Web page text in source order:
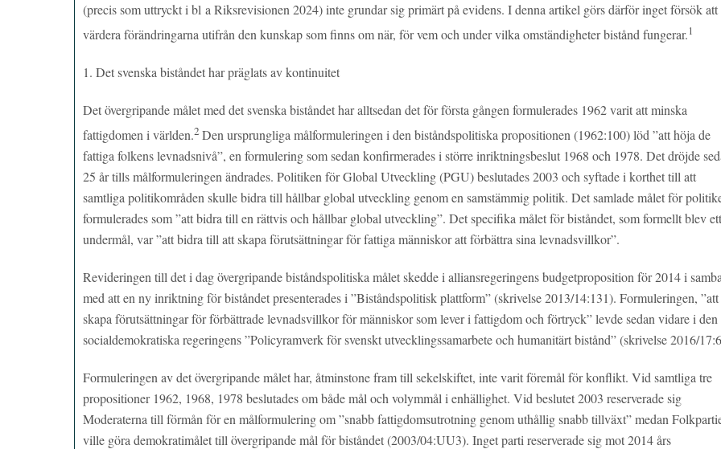
(precis som uttryckt i bl a Riksrevisionen 2024) inte grundar sig primärt på evidens. I denna artikel görs därför inget försök att
värdera förändringarna utifrån den kunskap som finns om när, för vem och under vilka omständigheter bistånd fungerar.1
1. Det svenska biståndet har präglats av kontinuitet
Det övergripande målet med det svenska biståndet har alltsedan det för första gången formulerades 1962 varit att minska
fattigdomen i världen.2 Den ursprungliga målformuleringen i den biståndspolitiska propositionen (1962:100) löd ”att höja de
fattiga folkens levnadsnivå”, en formulering som sedan konfirmerades i större inriktningsbeslut 1968 och 1978. Det dröjde
25 år tills målformuleringen ändrades. Politiken för Global Utveckling (PGU) beslutades 2003 och syftade i korthet till att
samtliga politikområden skulle bidra till hållbar global utveckling genom en samstämmig politik. Det samlade målet för
formulerades som ”att bidra till en rättvis och hållbar global utveckling”. Det specifika målet för biståndet, som formellt blev ett
undermål, var ”att bidra till att skapa förutsättningar för fattiga människor att förbättra sina levnadsvillkor”.
Revideringen till det i dag övergripande biståndspolitiska målet skedde i alliansregeringens budgetproposition för 2014 i
med att en ny inriktning för biståndet presenterades i ”Biståndspolitisk plattform” (skrivelse 2013/14:131). Formuleringen, ”att
skapa förutsättningar för förbättrade levnadsvillkor för människor som lever i fattigdom och förtryck” levde sedan vidare i den
socialdemokratiska regeringens ”Policyramverk för svenskt utvecklingssamarbete och humanitärt bistånd” (skrivelse 2016/
Formuleringen av det övergripande målet har, åtminstone fram till sekelskiftet, inte varit föremål för konflikt. Vid samtliga tre
propositioner 1962, 1968, 1978 beslutades om både mål och volymmål i enhällighet. Vid beslutet 2003 reserverade sig
Moderaterna till förmån för en målformulering om ”snabb fattigdomsutrotning genom uthållig snabb tillväxt” medan
ville göra demokratimålet till övergripande mål för biståndet (2003/04:UU3). Inget parti reserverade sig mot 2014 års